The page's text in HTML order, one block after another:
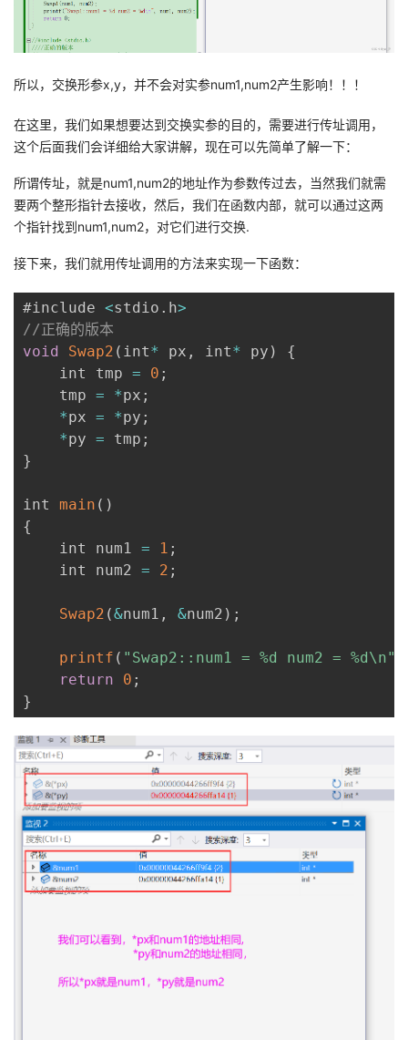
所以，交换形参x,y，并不会对实参num1,num2产生影响！！！
在这里，我们如果想要达到交换实参的目的，需要进行传址调用，
这个后面我们会详细给大家讲解，现在可以先简单了解一下：
所谓传址，就是num1,num2的地址作为参数传过去，当然我们就需
要两个整形指针去接收，然后，我们在函数内部，就可以通过这两
个指针找到num1,num2，对它们进行交换.
接下来，我们就用传址调用的方法来实现一下函数：
#include <stdio . h>
//正确的版本
void
Swap2 ( int* px , int* py )
{
    int tmp
= 0 ;
    tmp
= *px ;
*px = *py ;
*py = tmp ;
}
int main ( )
{
    int num1
= 1 ;
    int num2
= 2 ;
Swap2 (&num1 , &num2 ) ;
printf ( "Swap2::num1 = %d num2 = %d\n"
return
0 ;
}